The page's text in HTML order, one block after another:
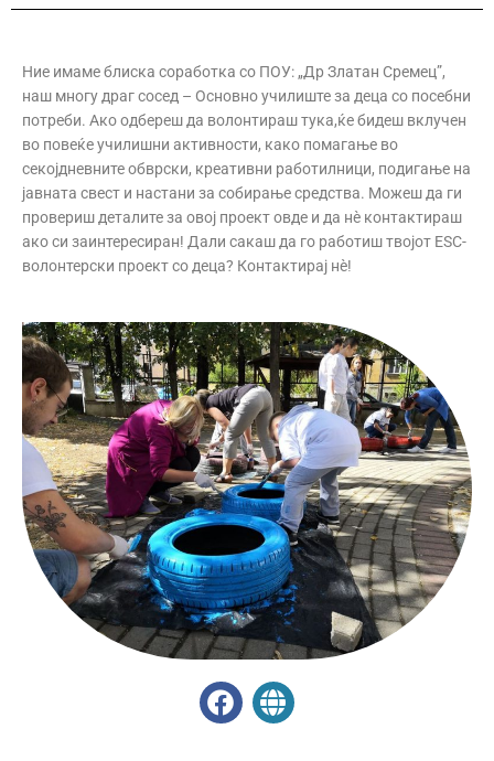
Ние имаме блиска соработка со ПОУ: „Др Златан Сремец”,
наш многу драг сосед – Основно училиште за деца со посебни
потреби. Ако одбереш да волонтираш тука,ќе бидеш вклучен
во повеќе училишни активности, како помагање во
секојдневните обврски, креативни работилници, подигање на
јавната свест и настани за собирање средства. Можеш да ги
провериш деталите за овој проект овде и да нè контактираш
ако си заинтересиран! Дали сакаш да го работиш твојот ESC-
волонтерски проект со деца? Контактирај нè!